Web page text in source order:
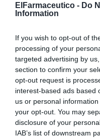
ElFarmaceutico - Do
Information
If you wish to opt-out of
processing of your
targeted advertising by
section to confirm your
opt-out request is
interest-based ads based
us or personal
your opt-out. You may
disclosure of your
IAB’s list of downstream
09/
La
con
07/